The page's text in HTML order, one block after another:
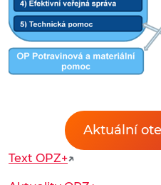
Aktuální
Text OPZ+↗